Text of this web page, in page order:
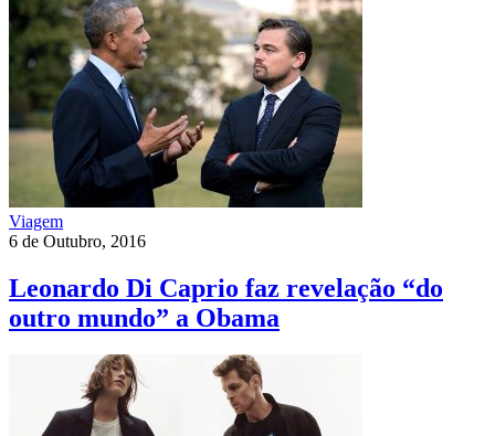
Viagem
6 de Outubro, 2016
Leonardo Di Caprio faz revelação “do
outro mundo” a Obama